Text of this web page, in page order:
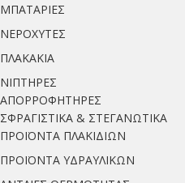
ΜΠΑΤΑΡΙΕΣ
ΝΕΡΟΧΥΤΕΣ
ΠΛΑΚΑΚΙΑ
ΝΙΠΤΗΡΕΣ
ΑΠΟΡΡΟΦΗΤΗΡΕΣ
ΣΦΡΑΓΙΣΤΙΚΑ & ΣΤΕΓΑΝΩΤΙΚΑ
ΠΡΟΪΟΝΤΑ ΠΛΑΚΙΔΙΩΝ
ΠΡΟΪΟΝΤΑ ΥΔΡΑΥΛΙΚΩΝ